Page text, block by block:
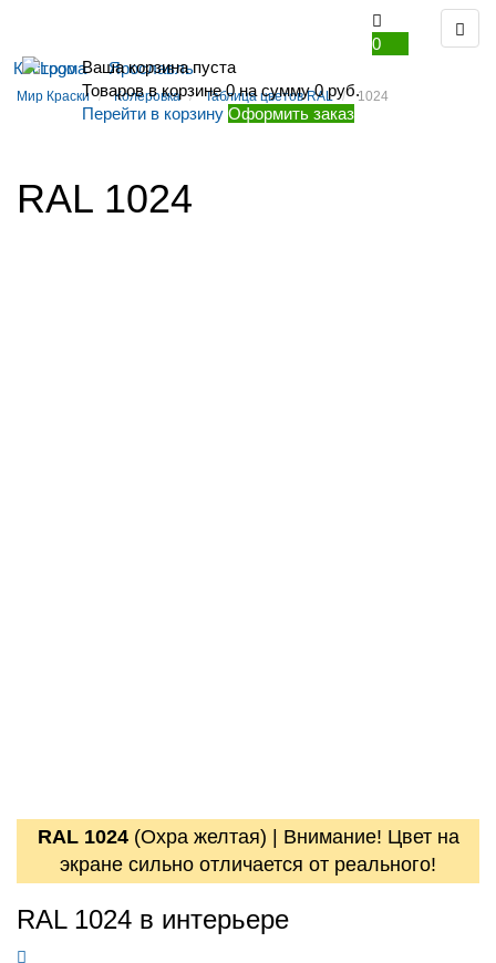
0
Ваша корзина пуста
Товаров в корзине0на сумму0 руб.
Перейти в корзинуОформить заказ
Кострома Ярославль
Мир Краски Колеровка Таблица цветов RAL 1024
RAL 1024
RAL 1024(Охра желтая) | Внимание! Цвет на
экране сильно отличается от реального!
RAL 1024 в интерьере